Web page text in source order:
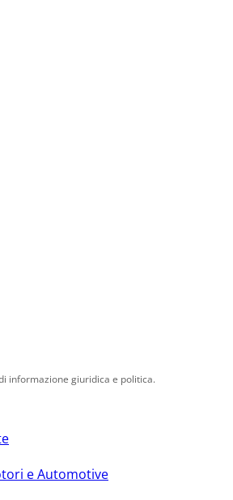
informazione giuridica e politica.
e Automotive